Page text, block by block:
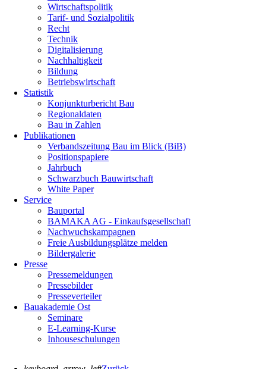
Wirtschaftspolitik
Tarif- und Sozialpolitik
Recht
Technik
Digitalisierung
Nachhaltigkeit
Bildung
Betriebswirtschaft
Statistik
Konjunkturbericht Bau
Regionaldaten
Bau in Zahlen
Publikationen
Verbandszeitung Bau im Blick (BiB)
Positionspapiere
Jahrbuch
Schwarzbuch Bauwirtschaft
White Paper
Service
Bauportal
BAMAKA AG - Einkaufsgesellschaft
Nachwuchskampagnen
Freie Ausbildungsplätze melden
Bildergalerie
Presse
Pressemeldungen
Pressebilder
Presseverteiler
Bauakademie Ost
Seminare
E-Learning-Kurse
Inhouseschulungen